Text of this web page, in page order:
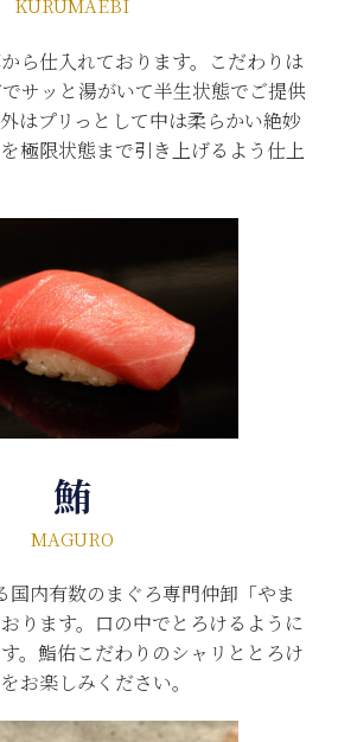
KURUMAEBI
ら仕入れております。こだわりは
サッと湯がいて半生状態でご提供
はプリっとして中は柔らかい絶妙
極限状態まで引き上げるよう仕上
鮪
MAGURO
国内有数のまぐろ専門仲卸「やま
ります。口の中でとろけるように
。鮨佑こだわりのシャリととろけ
お楽しみください。